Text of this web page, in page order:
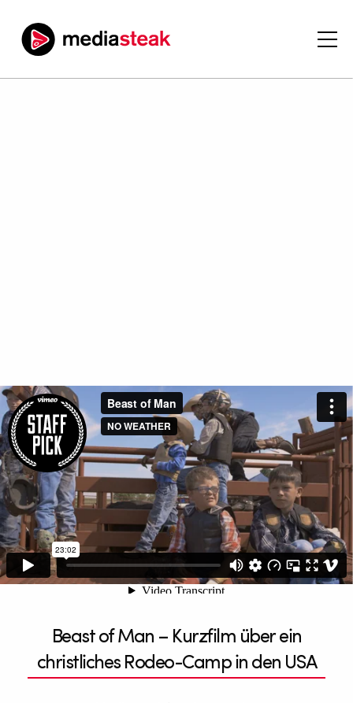
Beast of Man – Kurzfilm über ein
christliches Rodeo-Camp in den USA